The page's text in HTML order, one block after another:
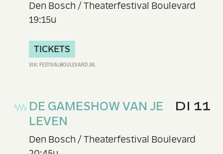
Den Bosch / Theaterfestival Boulevard
19:15u
TICKETS
DI 11
DE GAMESHOW VAN JE
LEVEN
Den Bosch / Theaterfestival Boulevard